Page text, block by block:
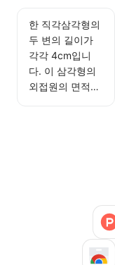
한 직각삼각형의
두 변의 길이가
각각 4cm입니
다. 이 삼각형의
외접원의 면적은